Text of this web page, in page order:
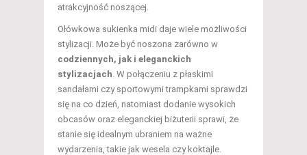
atrakcyjność noszącej.
Ołówkowa sukienka midi daje wiele możliwości
stylizacji. Może być noszona zarówno w
codziennych, jak i eleganckich
stylizacjach . W połączeniu z płaskimi
sandałami czy sportowymi trampkami sprawdzi
się na co dzień, natomiast dodanie wysokich
obcasów oraz eleganckiej biżuterii sprawi, że
stanie się idealnym ubraniem na ważne
wydarzenia, takie jak wesela czy koktajle.